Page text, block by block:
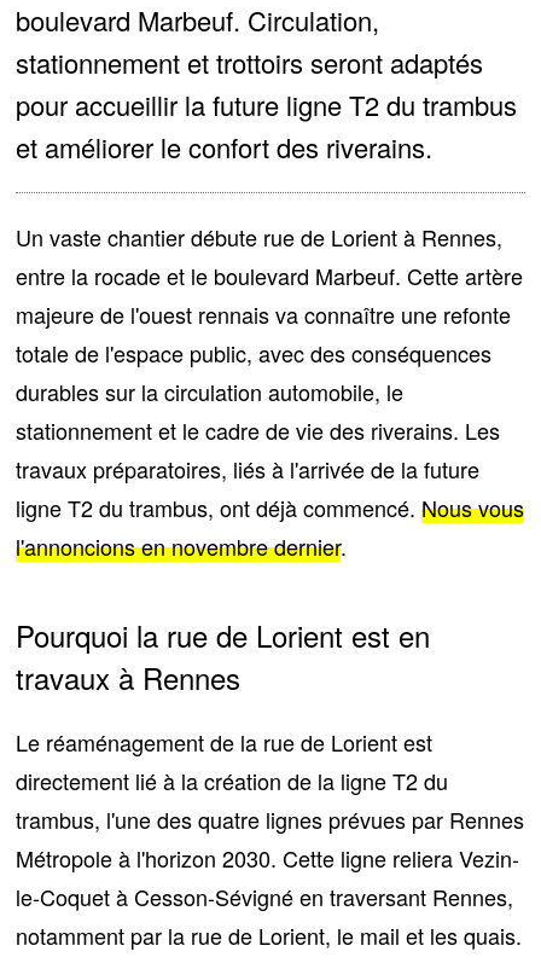
boulevard Marbeuf. Circulation,
stationnement et trottoirs seront adaptés
pour accueillir la future ligne T2 du trambus
et améliorer le confort des riverains.
Un vaste chantier débute rue de Lorient à Rennes,
entre la rocade et le boulevard Marbeuf. Cette artère
majeure de l'ouest rennais va connaître une refonte
totale de l'espace public, avec des conséquences
durables sur lacirculation automobile, le
stationnementet lecadre de vie des riverains. Les
travaux préparatoires, liés à l'arrivée de la future
ligne T2 du trambus, ont déjà commencé.Nous vous
l'annoncions en novembre dernier.
Pourquoi la rue de Lorient est en
travaux à Rennes
Le réaménagement de la rue de Lorient est
directement lié à la création de la ligne T2 du
trambus, l'une des quatre lignes prévues par Rennes
Métropole à l'horizon 2030. Cette ligne relieraVezin-
le-Coquet à Cesson-Sévignéen traversant Rennes,
notamment par la rue de Lorient, le mail et les quais.